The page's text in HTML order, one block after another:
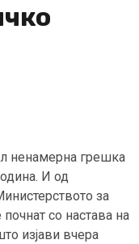
ненамерна грешка
И од
за
со настава на
изјави вчера